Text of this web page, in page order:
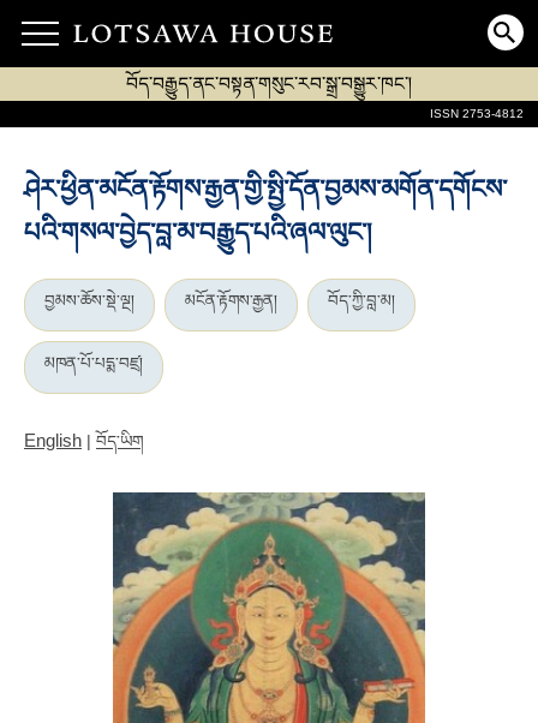
བོད་བརྒྱུད་ནང་བསྟན་གསུང་རབ་སྒྲ་བསྒྱུར་ཁང་།
ISSN 2753-4812
ཤེར་ཕྱིན་མངོན་རྟོགས་རྒྱན་གྱི་སྤྱི་དོན་བྱམས་མགོན་དགོངས་
པའི་གསལ་བྱེད་བླ་མ་བརྒྱུད་པའི་ཞལ་ལུང་།
བྱམས་ཆོས་སྡེ་ལྔ། མངོན་རྟོགས་རྒྱན། བོད་ཀྱི་བླ་མ།
མཁན་པོ་པདྨ་བཛྲ།
English | བོད་ཡིག